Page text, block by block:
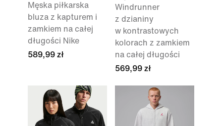
Męska piłkarska
bluza z kapturem i
zamkiem na całej
długości Nike
589,99 zł
Windrunner
z dzianiny
w kontrastowych
kolorach z zamkiem
na całej długości
569,99 zł